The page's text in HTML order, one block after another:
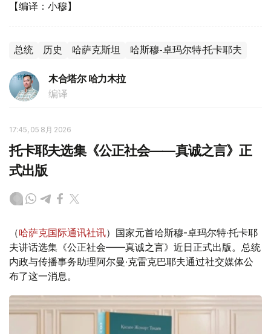
【编译：小穆】
总统 历史 哈萨克斯坦 哈斯穆-卓玛尔特·托卡耶夫
木合塔尔 哈力木拉
编译
17:45, 05 8月 2026
托卡耶夫选集《公正社会——真诚之言》正
式出版
（哈萨克国际通讯社讯）国家元首哈斯穆-卓玛尔特·托卡耶
夫讲话选集《公正社会——真诚之言》近日正式出版。总统
内政与传播事务助理阿尔曼·克雷克巴耶夫通过社交媒体公
布了这一消息。